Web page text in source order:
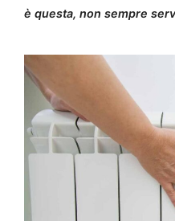
è questa, non sempre